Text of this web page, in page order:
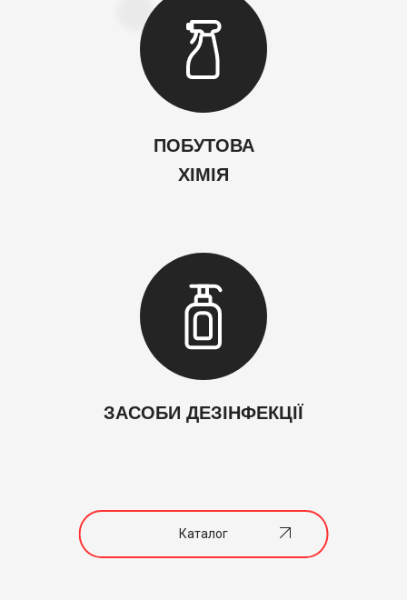
Професійна хімія для автомийок
ПОБУТОВА
ХІМІЯ
ЗАСОБИ ДЕЗІНФЕКЦІЇ
Каталог